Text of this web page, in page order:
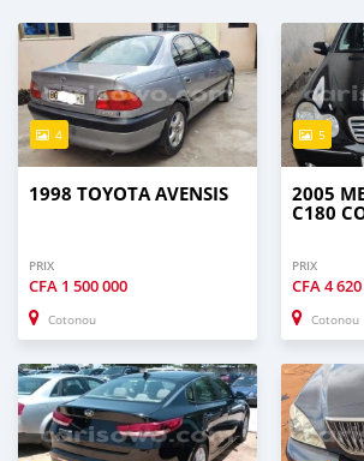
4
1998 TOYOTA AVENSIS
PRIX
CFA 1 500 000
Cotonou
5
2005
C180
PRIX
CFA4
Cotonou